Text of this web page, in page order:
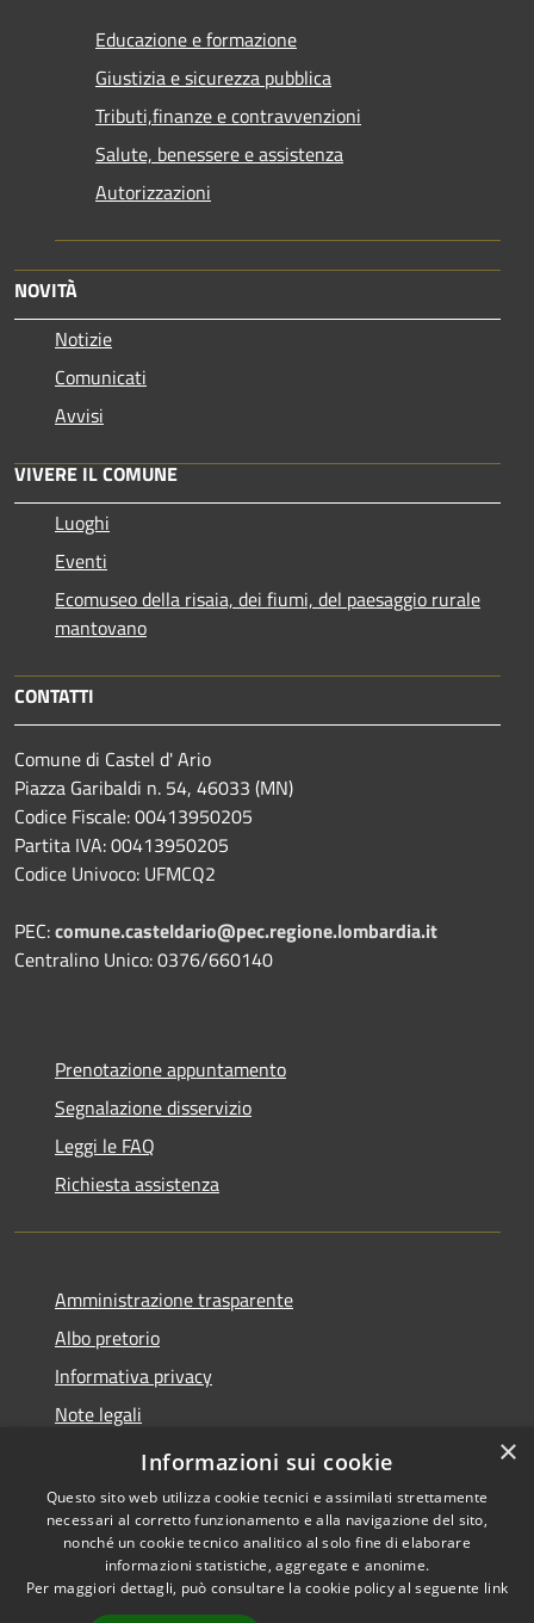
Educazione e formazione
Giustizia e sicurezza pubblica
Tributi,finanze e contravvenzioni
Salute, benessere e assistenza
Autorizzazioni
NOVITÀ
Notizie
Comunicati
Avvisi
VIVERE IL COMUNE
Luoghi
Eventi
Ecomuseo della risaia, dei fiumi, del paesaggio rurale
mantovano
CONTATTI
Comune di Castel d' Ario
Piazza Garibaldi n. 54, 46033 (MN)
Codice Fiscale: 00413950205
Partita IVA: 00413950205
Codice Univoco: UFMCQ2
PEC:comune.casteldario@pec.regione.lombardia.it
Centralino Unico: 0376/660140
Prenotazione appuntamento
Segnalazione disservizio
Leggi le FAQ
Richiesta assistenza
Amministrazione trasparente
Albo pretorio
Informativa privacy
Note legali
Dichiarazione di accessibilità
Accessibilità
Copyright © 2026 • Comune di
Castel d'Ario • Powered by
×
Informazioni sui cookie
Questo sito web utilizza cookie tecnici e assimilati strettamente
necessari al corretto funzionamento e alla navigazione del sito,
nonché un cookie tecnico analitico al solo fine di elaborare
informazioni statistiche, aggregate e anonime.
Per maggiori dettagli, può consultare la cookie policy al seguente link